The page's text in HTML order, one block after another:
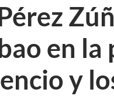
en
y